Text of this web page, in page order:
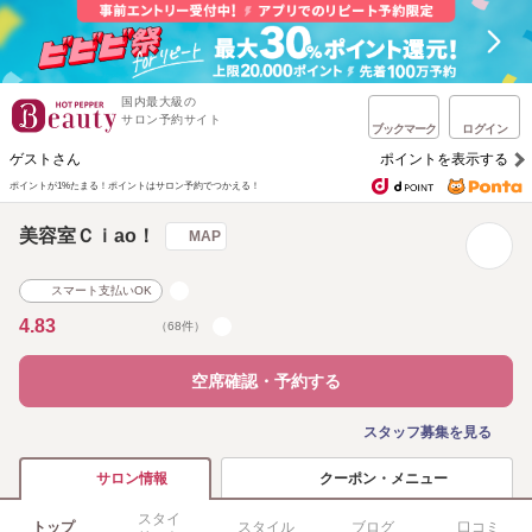
国内最大級の
サロン予約サイト
ブックマーク ログイン
ゲストさん ポイントを表示する
ポイントが1%たまる！ ポイントはサロン予約でつかえる！
美容室Ｃｉao！ MAP
スマート支払いOK
4.83 （68件）
空席確認・予約する
スタッフ募集を見る
サロン情報 クーポン・メニュー
トップ
スタイ
スタイル ブログ 口コミ